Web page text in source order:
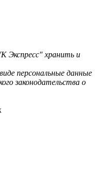
Экспресс" хранить и
персональные данные
законодательства о